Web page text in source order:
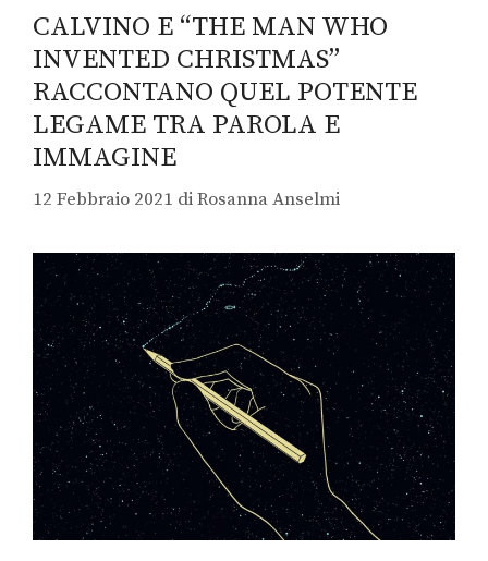
CALVINO E “THE MAN WHO
INVENTED CHRISTMAS”
RACCONTANO QUEL POTENTE
LEGAME TRA PAROLA E
IMMAGINE
12 Febbraio 2021 diRosanna Anselmi